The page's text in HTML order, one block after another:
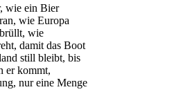
wie ein Bier
wie Europa
wie
damit das Boot
still bleibt, bis
er kommt,
nur eine Menge